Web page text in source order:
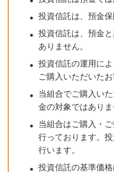
投資信託は、預金
投資信託は、預金
ありません。
投資信託の運用に
ご購入いただいた
当組合でご購入い
金の対象ではありま
当組合はご購入・
行っております。
行います。
投資信託の基準価